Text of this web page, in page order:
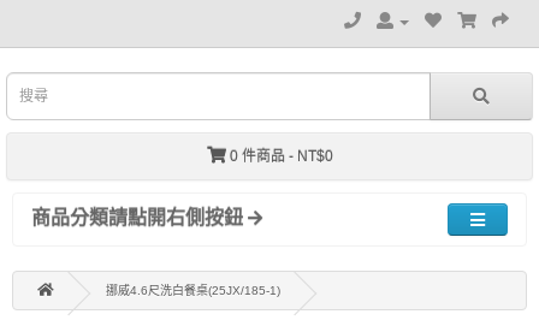
0 件商品 - NT$0
商品分類請點開右側按鈕
挪威4.6尺洗白餐桌(25JX/185-1)